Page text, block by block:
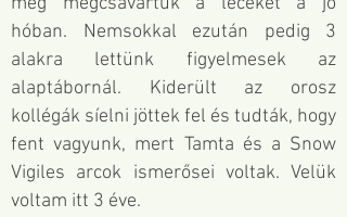
hóban. Nemsokkal ezután pedig 3
alakra lettünk figyelmesek az
alaptábornál. Kiderült az orosz
kollégák síelni jöttek fel és tudták, hogy
fent vagyunk, mert Tamta és a Snow
Vigiles arcok ismerősei voltak. Velük
voltam itt 3 éve.